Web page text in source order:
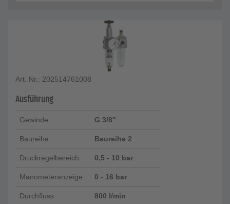
Art. Nr.: 202514761008
Ausführung
Gewinde G 3/8"
Baureihe Baureihe 2
Druckregelbereich 0,5 - 10 bar
Manometeranzeige 0 - 16 bar
Durchfluss 800 l/min